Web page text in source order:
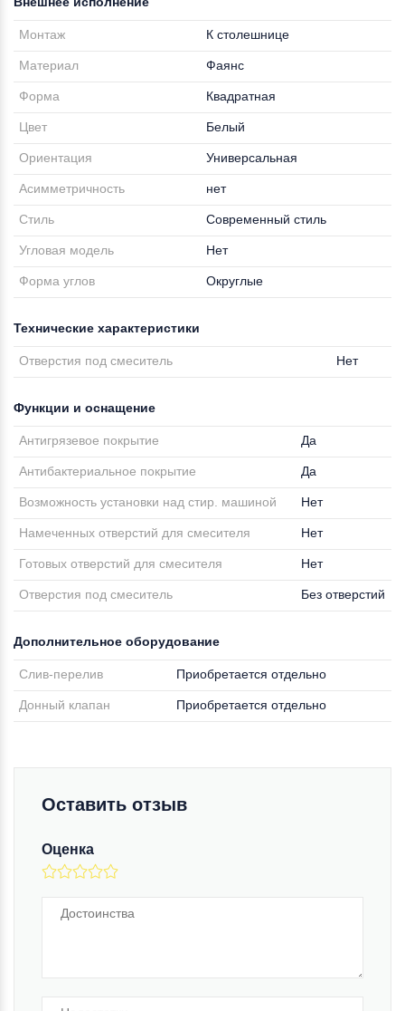
Монтаж К столешнице
Материал Фаянс
Форма Квадратная
Цвет Белый
Ориентация Универсальная
Асимметричность нет
Стиль Современный стиль
Угловая модель Нет
Форма углов Округлые
Технические характеристики
Отверстия под смеситель Нет
Функции и оснащение
Антигрязевое покрытие Да
Антибактериальное покрытие Да
Возможность установки над стир. машиной Нет
Намеченных отверстий для смесителя Нет
Готовых отверстий для смесителя Нет
Отверстия под смеситель Без отверстий
Дополнительное оборудование
Слив-перелив Приобретается отдельно
Донный клапан Приобретается отдельно
Оставить отзыв
Оценка